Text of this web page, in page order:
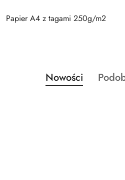
Papier A4 z tagami 250g/m2
Pomiń karuzelę
Produkty
o
Nowości